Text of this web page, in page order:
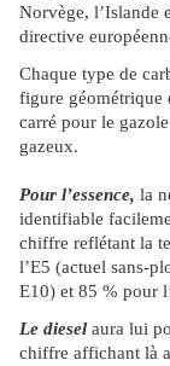
Norvège, l’Islande
directive
Chaque type de
figure géométrique
carré pour le
gazeux.
Pour l’essence, la
identifiable
chiffre reflétant la
l’E5 (actuel sans-
E10) et 85 % pour
Le diesel aura lui
chiffre affichant là